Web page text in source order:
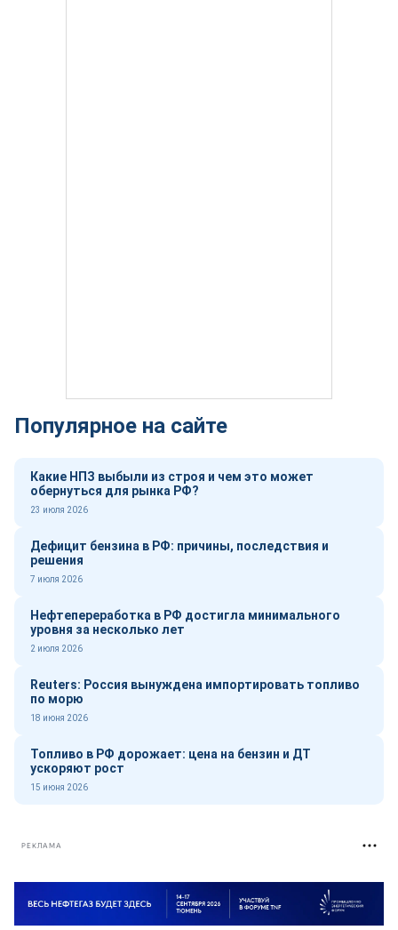
Популярное на сайте
Какие НПЗ выбыли из строя и чем это может
обернуться для рынка РФ?
23 июля 2026
Дефицит бензина в РФ: причины, последствия и
решения
7 июля 2026
Нефтепереработка в РФ достигла минимального
уровня за несколько лет
2 июля 2026
Reuters: Россия вынуждена импортировать топливо
по морю
18 июня 2026
Топливо в РФ дорожает: цена на бензин и ДТ
ускоряют рост
15 июня 2026
РЕКЛАМА